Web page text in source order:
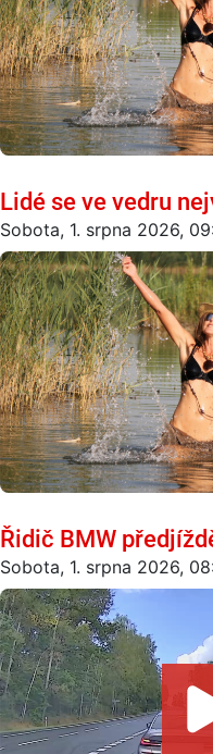
Lidé se ve vedru
Sobota, 1. srpna 2026,
Řidič BMW
Sobota, 1. srpna 2026,